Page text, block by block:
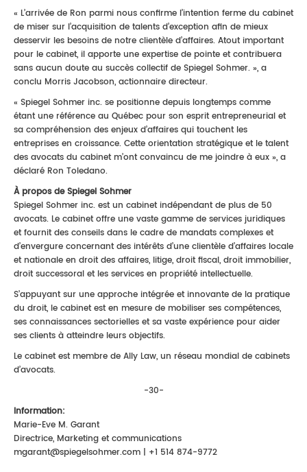
« L’arrivée de Ron parmi nous confirme l’intention ferme du cabinet
de miser sur l’acquisition de talents d’exception afin de mieux
desservir les besoins de notre clientèle d’affaires. Atout important
pour le cabinet, il apporte une expertise de pointe et contribuera
sans aucun doute au succès collectif de Spiegel Sohmer. », a
conclu Morris Jacobson, actionnaire directeur.
« Spiegel Sohmer inc. se positionne depuis longtemps comme
étant une référence au Québec pour son esprit entrepreneurial et
sa compréhension des enjeux d’affaires qui touchent les
entreprises en croissance. Cette orientation stratégique et le talent
des avocats du cabinet m’ont convaincu de me joindre à eux », a
déclaré Ron Toledano.
À propos de Spiegel Sohmer
Spiegel Sohmer inc. est un cabinet indépendant de plus de 50
avocats. Le cabinet offre une vaste gamme de services juridiques
et fournit des conseils dans le cadre de mandats complexes et
d’envergure concernant des intérêts d’une clientèle d’affaires locale
et nationale en droit des affaires, litige, droit fiscal, droit immobilier,
droit successoral et les services en propriété intellectuelle.
S’appuyant sur une approche intégrée et innovante de la pratique
du droit, le cabinet est en mesure de mobiliser ses compétences,
ses connaissances sectorielles et sa vaste expérience pour aider
ses clients à atteindre leurs objectifs.
Le cabinet est membre de Ally Law, un réseau mondial de cabinets
d’avocats.
-30-
Information:
Marie-Eve M. Garant
Directrice, Marketing et communications
mgarant@spiegelsohmer.com | +1 514 874-9772